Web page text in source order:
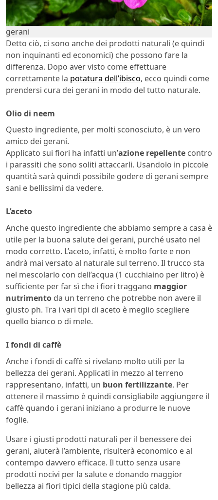
gerani
Detto ciò, ci sono anche dei prodotti naturali (e quindi
non inquinanti ed economici) che possono fare la
differenza. Dopo aver visto come effettuare
correttamente la potatura dell’ibisco, ecco quindi come
prendersi cura dei gerani in modo del tutto naturale.
Olio di neem
Questo ingrediente, per molti sconosciuto, è un vero
amico dei gerani.
Applicato sui fiori ha infatti un’azione repellente contro
i parassiti che sono soliti attaccarli. Usandolo in piccole
quantità sarà quindi possibile godere di gerani sempre
sani e bellissimi da vedere.
L’aceto
Anche questo ingrediente che abbiamo sempre a casa è
utile per la buona salute dei gerani, purché usato nel
modo corretto. L’aceto, infatti, è molto forte e non
andrà mai versato al naturale sul terreno. Il trucco sta
nel mescolarlo con dell’acqua (1 cucchiaino per litro) è
sufficiente per far sì che i fiori traggano maggior
nutrimento da un terreno che potrebbe non avere il
giusto ph. Tra i vari tipi di aceto è meglio scegliere
quello bianco o di mele.
I fondi di caffè
Anche i fondi di caffè si rivelano molto utili per la
bellezza dei gerani. Applicati in mezzo al terreno
rappresentano, infatti, un buon fertilizzante. Per
ottenere il massimo è quindi consigliabile aggiungere il
caffè quando i gerani iniziano a produrre le nuove
foglie.
Usare i giusti prodotti naturali per il benessere dei
gerani, aiuterà l’ambiente, risulterà economico e al
contempo davvero efficace. Il tutto senza usare
prodotti nocivi per la salute e donando maggior
bellezza ai fiori tipici della stagione più calda.